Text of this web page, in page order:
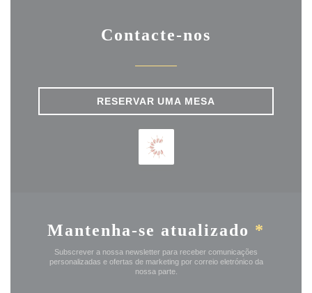
Contacte-nos
RESERVAR UMA MESA
Mantenha-se atualizado *
Subscrever a nossa newsletter para receber comunicações
personalizadas e ofertas de marketing por correio eletrónico da
nossa parte.